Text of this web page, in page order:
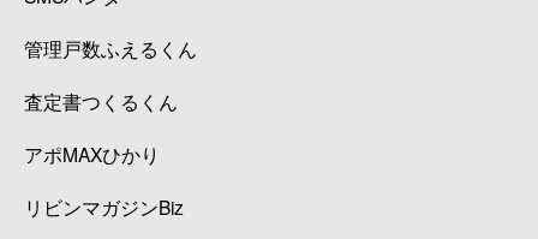
管理戸数ふえるくん
査定書つくるくん
アポMAXひかり
リビンマガジンBiz